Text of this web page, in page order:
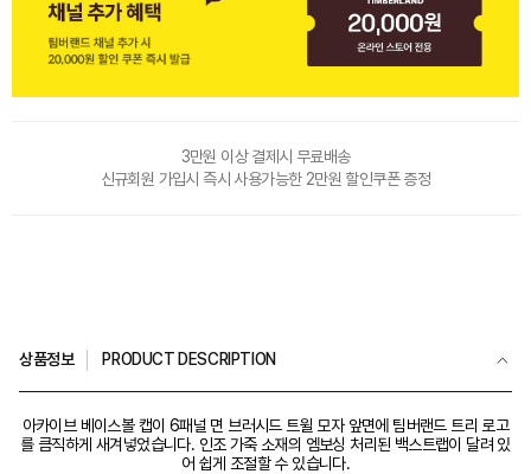
3만원 이상 결제시 무료배송
신규회원 가입시 즉시 사용가능한 2만원 할인쿠폰 증정
상품정보 PRODUCT DESCRIPTION
아카이브 베이스볼 캡이 6패널 면 브러시드 트윌 모자 앞면에 팀버랜드 트리 로고
를 큼직하게 새겨넣었습니다. 인조 가죽 소재의 엠보싱 처리된 백스트랩이 달려 있
어 쉽게 조절할 수 있습니다.